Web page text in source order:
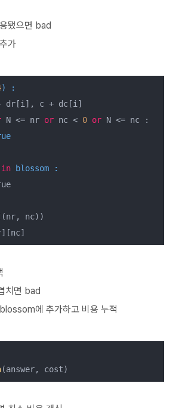
됐으면 bad
가
) :
dr[i], c + dc[i]
N <= nr or nc < 0 or N <= nc :
in blossom :
nc))
치면 bad
에 추가하고 비용 누적